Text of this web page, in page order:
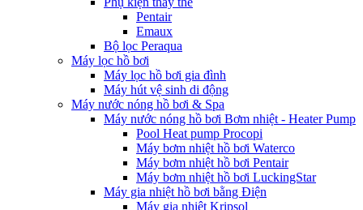
Pentair
Emaux
Bộ lọc Peraqua
Máy lọc hồ bơi
Máy lọc hồ bơi gia đình
Máy hút vệ sinh di động
Máy nước nóng hồ bơi & Spa
Máy nước nóng hồ bơi Bơm nhiệt - Heater Pump
Pool Heat pump Procopi
Máy bơm nhiệt hồ bơi Waterco
Máy bơm nhiệt hồ bơi Pentair
Máy bơm nhiệt hồ bơi LuckingStar
Máy gia nhiệt hồ bơi bằng Điện
Máy gia nhiệt Kripsol